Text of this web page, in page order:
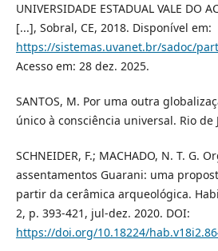
UNIVERSIDADE ESTADUAL VALE DO
[...], Sobral, CE, 2018. Disponível em:
https://sistemas.uvanet.br/sadoc/
Acesso em: 28 dez. 2025.
SANTOS, M. Por uma outra
único à consciência universal. Rio de
SCHNEIDER, F.; MACHADO, N. T. G.
assentamentos Guarani: uma
partir da cerâmica arqueológica.
2, p. 393-421, jul-dez. 2020. DOI:
https://doi.org/10.18224/